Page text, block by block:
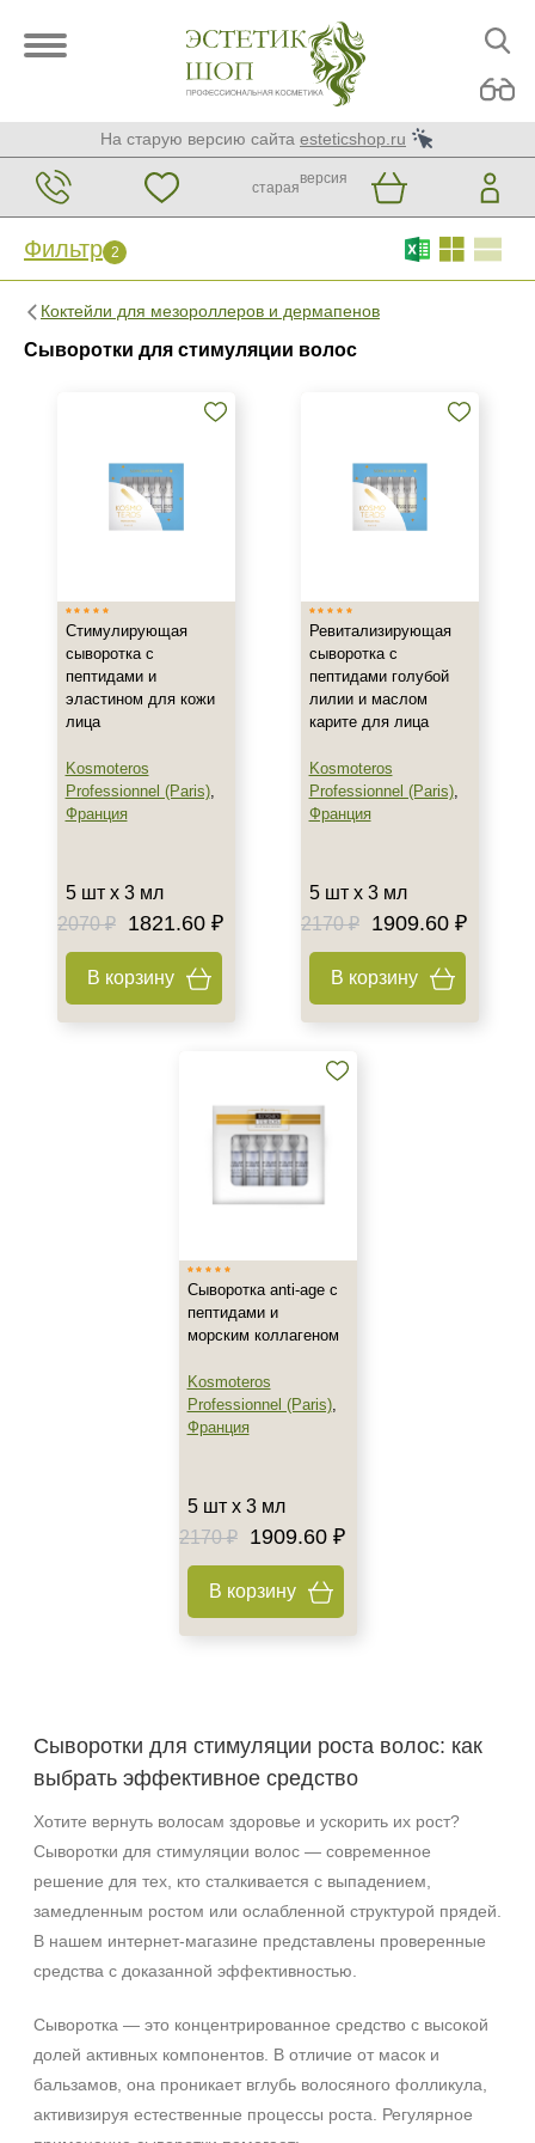
На старую версию сайта esteticshop.ru
старая
версия
Фильтр 2
Коктейли для мезороллеров и дермапенов
Сыворотки для стимуляции волос
Фильтр 2 Сброс
Испания
Тип товара
Сыворотка
Биоревитализант
Биорепарант
Показать еще
Класс косметики
Универсальная
Тип кожи
Все типы кожи
Проблемная
Возрастные изменения
Показать еще
Область применения
Веки
Волосы
Декольте
флакон
шприц
1 флакон
Стимулирующая
сыворотка с
пептидами и
эластином для кожи
лица
Kosmoteros
Professionnel (Paris),
Франция
5 шт х 3 мл
2070 ₽
1821.60 ₽
В корзину
Ревитализирующая
сыворотка с
пептидами голубой
лилии и маслом
карите для лица
Kosmoteros
Professionnel (Paris),
Франция
5 шт х 3 мл
2170 ₽
1909.60 ₽
В корзину
Сыворотка anti-age с
пептидами и
морским коллагеном
Kosmoteros
Professionnel (Paris),
Франция
5 шт х 3 мл
2170 ₽
1909.60 ₽
В корзину
Сыворотки для стимуляции роста волос: как
выбрать эффективное средство
Хотите вернуть волосам здоровье и ускорить их рост?
Сыворотки для стимуляции волос — современное
решение для тех, кто сталкивается с выпадением,
замедленным ростом или ослабленной структурой прядей.
В нашем интернет‑магазине представлены проверенные
средства с доказанной эффективностью.
Сыворотка — это концентрированное средство с высокой
долей активных компонентов. В отличие от масок и
бальзамов, она проникает вглубь волосяного фолликула,
активизируя естественные процессы роста. Регулярное